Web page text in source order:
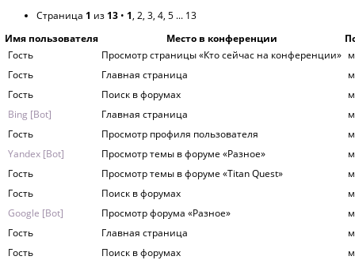
Страница 1 из 13 • 1, 2, 3, 4, 5 ... 13
Имя пользователя
Место в конференции
Гость
Просмотр страницы «Кто сейчас на конференции»
Гость
Главная страница
Гость
Поиск в форумах
Bing [Bot]
Главная страница
Гость
Просмотр профиля пользователя
Yandex [Bot]
Просмотр темы в форуме «Разное»
Гость
Просмотр темы в форуме «Titan Quest»
Гость
Поиск в форумах
Google [Bot]
Просмотр форума «Разное»
Гость
Главная страница
Гость
Поиск в форумах